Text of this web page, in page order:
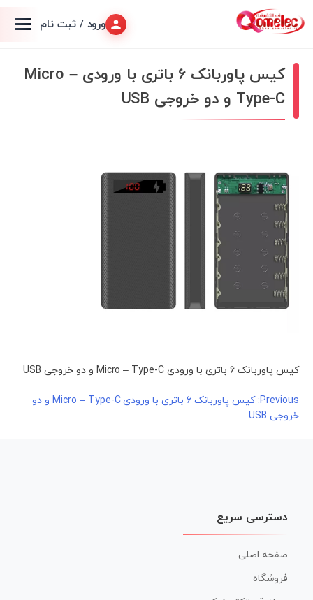
ورود / ثبت نام
کیس پاوربانک 6 باتری با ورودی Micro –
Type-C و دو خروجی USB
کیس پاوربانک 6 باتری با ورودی Micro – Type-C و دو خروجی USB
راهبری
نوشته
Previous:
کیس پاوربانک 6 باتری با ورودی Micro – Type-C و دو
خروجی USB
دسترسی سریع
صفحه اصلی
فروشگاه